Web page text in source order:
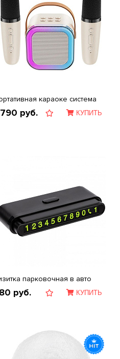
караоке система
руб. КУПИТЬ
парковочная в авто
руб. КУПИТЬ